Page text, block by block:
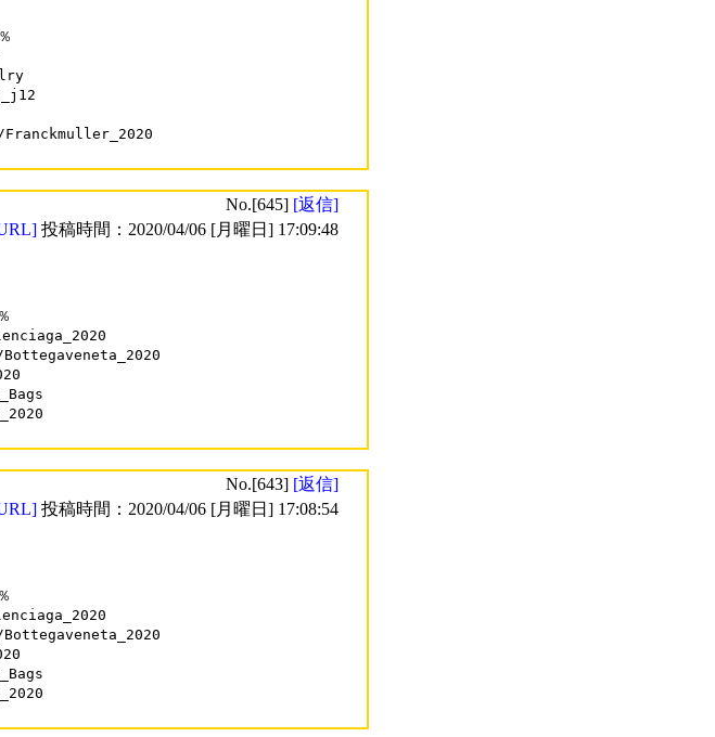
Franckmuller_2020
No.[645] [返信]
投稿時間：2020/04/06 [月曜日] 17:09:48
Bottegaveneta_2020
No.[643] [返信]
投稿時間：2020/04/06 [月曜日] 17:08:54
Bottegaveneta_2020